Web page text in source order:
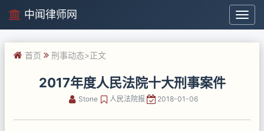
中
闻
律
中闻律师网
首页 刑事动态>正文
2017年度人民法院十大刑事案件
Stone 人民法院报 2018-01-06